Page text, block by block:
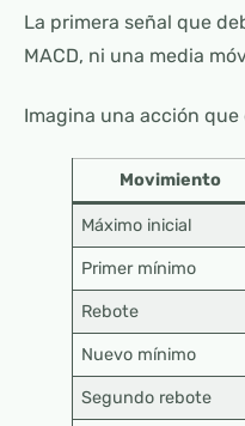
La primera señal que
MACD, ni una media
Imagina una acción que
Movimiento
Máximo inicial
Primer mínimo
Rebote
Nuevo mínimo
Segundo rebote